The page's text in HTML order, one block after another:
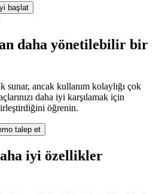
başlat
daha yönetilebilir bir
ancak kullanım kolaylığı çok
daha iyi karşılamak için
öğrenin.
talep et
iyi özellikler